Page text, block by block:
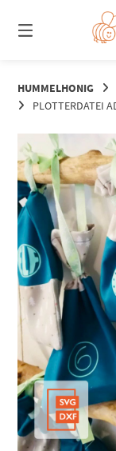
zum
Inhalt
HUMMELHONIG
PLOTTERDATEI